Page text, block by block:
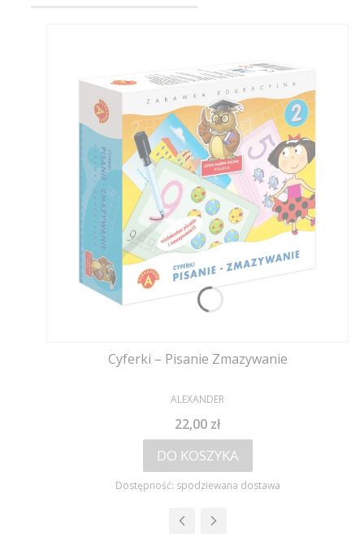
Cyferki – Pisanie Zmazywanie
PRODUCENT
ALEXANDER
Cena
22,00 zł
DO KOSZYKA
Dostępność: spodziewana dostawa